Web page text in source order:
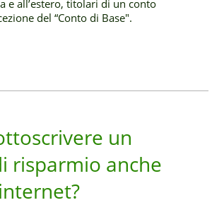
e all’estero, titolari di un conto
del “Conto di Base".
un
risparmio anche